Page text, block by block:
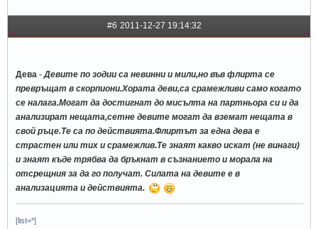
#6 2011-12-27 19:14:32
Дева - Девите по зодии са невинни и мили,но във флирта се
превръщат в скорпиони.Хората деви,са срамежливи само когато
се налага.Могат да достигнат до мисълта на партньора си и да
анализират нещата,сетне девите могат да вземат нещата в
свой ръце.Те са по действията.Флиртът за една дева е
страстен или тих и срамежлив.Те знаят какво искат (не винаги)
и знаят къде трябва да бръкнат в съзнанието и морала на
отсрещния за да го получат. Силата на девите е в
анализацията и действията.
[list=*]